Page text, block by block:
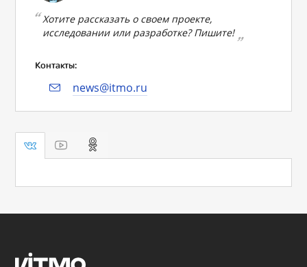
Хотите рассказать о своем проекте,
исследовании или разработке? Пишите!
Контакты:
news@itmo.ru